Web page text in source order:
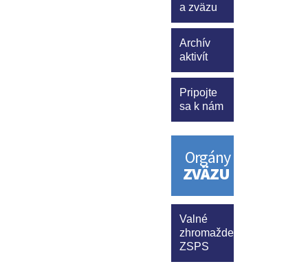
a zväzu
Archív
aktivít
Pripojte
sa k nám
Orgány
ZVÄZU
Valné
zhromaždenie
ZSPS